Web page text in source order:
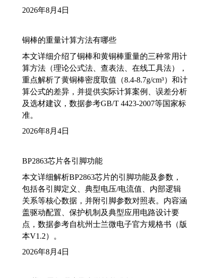
2026年8月4日
铜棒的重量计算方法有哪些
本文详细介绍了铜棒和黄铜棒重量的三种常用计
算方法（理论公式法、查表法、在线工具法），
重点解析了黄铜棒密度取值（8.4-8.7g/cm³）和计
算公式的差异，并提供实际计算案例、误差分析
及选材建议，数据参考GB/T 4423-2007等国家标
准。
2026年8月4日
BP2863芯片各引脚功能
本文详细解析BP2863芯片的引脚功能及参数，
包括各引脚定义、典型电压/电流值、内部逻辑
关系等核心数据，并附引脚参数对照表。内容涵
盖驱动配置、保护机制及典型应用电路设计要
点，数据参考自杭州士兰微电子官方规格书（版
本V1.2）。
2026年8月4日